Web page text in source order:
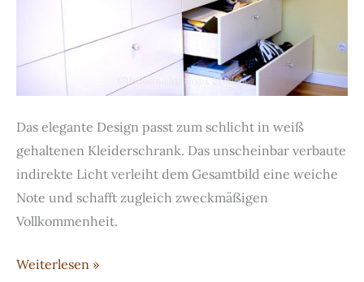
Das elegante Design passt zum schlicht in weiß
gehaltenen Kleiderschrank. Das unscheinbar verbaute
indirekte Licht verleiht dem Gesamtbild eine weiche
Note und schafft zugleich zweckmäßigen
Vollkommenheit.
Klassischer
Weiterlesen »